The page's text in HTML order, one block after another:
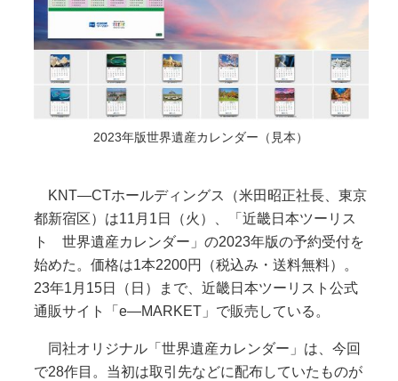
2023年版世界遺産カレンダー（見本）
KNT―CTホールディングス（米田昭正社長、東京
都新宿区）は11月1日（火）、「近畿日本ツーリス
ト 世界遺産カレンダー」の2023年版の予約受付を
始めた。価格は1本2200円（税込み・送料無料）。
23年1月15日（日）まで、近畿日本ツーリスト公式
通販サイト「e―MARKET」で販売している。
同社オリジナル「世界遺産カレンダー」は、今回
で28作目。当初は取引先などに配布していたものが